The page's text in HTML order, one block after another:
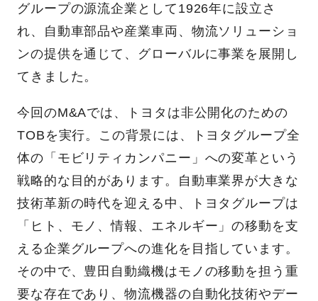
グループの源流企業として1926年に設立さ
れ、自動車部品や産業車両、物流ソリューショ
ンの提供を通じて、グローバルに事業を展開し
てきました。
今回のM&Aでは、トヨタは非公開化のための
TOBを実行。この背景には、トヨタグループ全
体の「モビリティカンパニー」への変革という
戦略的な目的があります。自動車業界が大きな
技術革新の時代を迎える中、トヨタグループは
「ヒト、モノ、情報、エネルギー」の移動を支
える企業グループへの進化を目指しています。
その中で、豊田自動織機はモノの移動を担う重
要な存在であり、物流機器の自動化技術やデー